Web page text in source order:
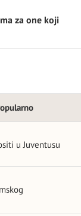
za one koji
u Juventusu